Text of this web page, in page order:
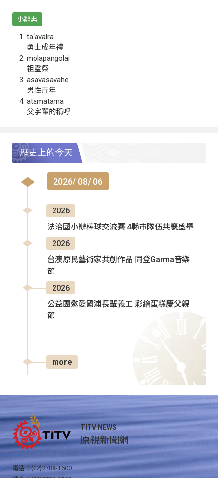
小辭典
ta‘avalra
勇士成年禮
molapangolai
祖靈祭
asavasavahe
男性青年
atamatama
父字輩的稱呼
歷史上的今天
2026/ 08/ 06
2026
法治國小辦棒球交流賽 4縣市隊伍共襄盛舉
2026
台澳原民藝術家共創作品 同登Garma音樂
節
2026
公益團邀愛國浦長輩義工 彩繪蛋糕慶父親
節
more
TITV NEWS
原視新聞網
電話：(02)2788-1600